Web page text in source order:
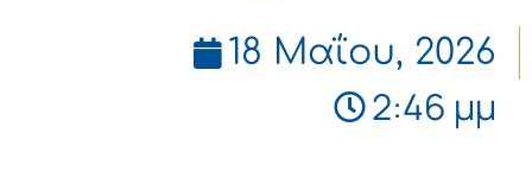
18 Μαΐου, 2026
2:46 μμ